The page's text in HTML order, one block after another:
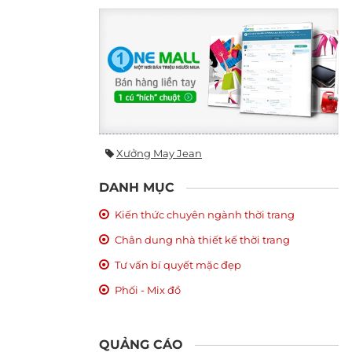
Xưởng May Jean
DANH MỤC
Kiến thức chuyên ngành thời trang
Chân dung nhà thiết kế thời trang
Tư vấn bí quyết mặc đẹp
Phối - Mix đồ
QUẢNG CÁO